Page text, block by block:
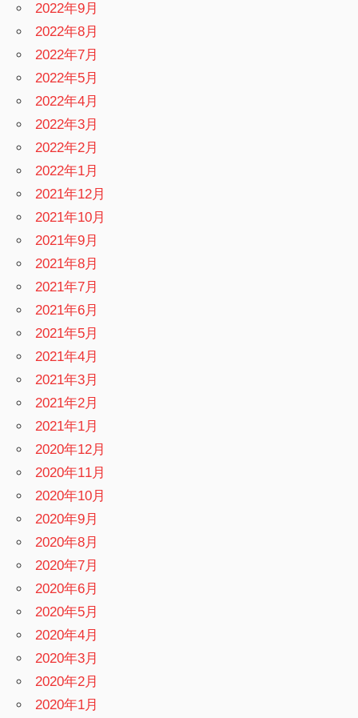
2022年9月
2022年8月
2022年7月
2022年5月
2022年4月
2022年3月
2022年2月
2022年1月
2021年12月
2021年10月
2021年9月
2021年8月
2021年7月
2021年6月
2021年5月
2021年4月
2021年3月
2021年2月
2021年1月
2020年12月
2020年11月
2020年10月
2020年9月
2020年8月
2020年7月
2020年6月
2020年5月
2020年4月
2020年3月
2020年2月
2020年1月